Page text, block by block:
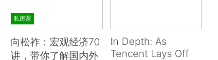
私房课
向松祚：宏观经济70
讲，带你了解国内外
In Depth: As
Tencent Lays Off